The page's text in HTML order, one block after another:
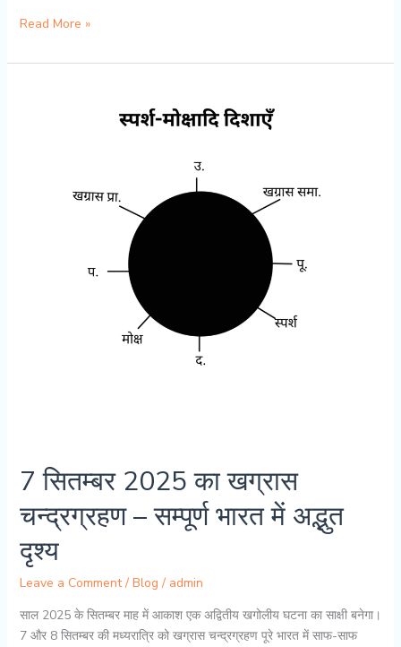
वामन
4
Read More »
7 सितम्बर 2025 का खग्रास
चन्द्रग्रहण – सम्पूर्ण भारत में अद्भुत
दृश्य
Leave a Comment / Blog / admin
साल 2025 के सितम्बर माह में आकाश एक अद्वितीय खगोलीय घटना का साक्षी बनेगा।
7 और 8 सितम्बर की मध्यरात्रि को खग्रास चन्द्रग्रहण पूरे भारत में साफ-साफ